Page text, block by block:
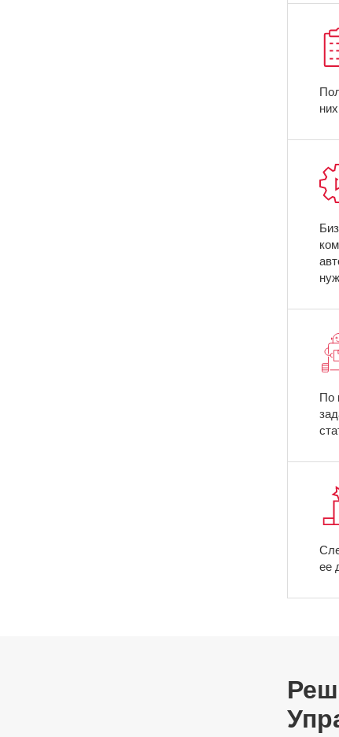
По
ее